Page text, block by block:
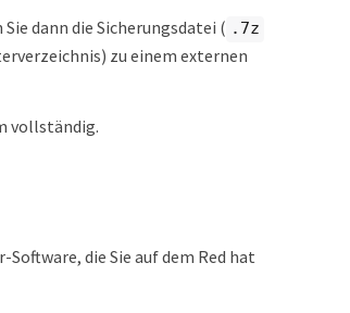
dann die Sicherungsdatei ( .7z
zu einem externen
vollständig.
die Sie auf dem Red hat